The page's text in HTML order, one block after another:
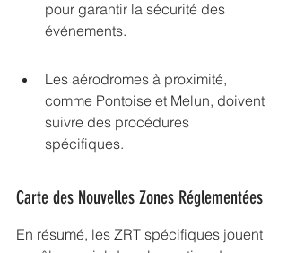
pour garantir la sécurité des
événements.
Les aérodromes à proximité,
comme Pontoise et Melun, doivent
suivre des procédures
spécifiques.
Carte des Nouvelles Zones Réglementées
En résumé, les ZRT spécifiques jouent